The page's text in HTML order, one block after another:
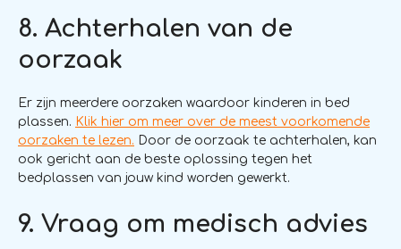
8. Achterhalen van de
oorzaak
Er zijn meerdere oorzaken waardoor kinderen in bed
plassen. Klik hier om meer over de meest voorkomende
oorzaken te lezen. Door de oorzaak te achterhalen, kan
ook gericht aan de beste oplossing tegen het
bedplassen van jouw kind worden gewerkt.
9. Vraag om medisch advies